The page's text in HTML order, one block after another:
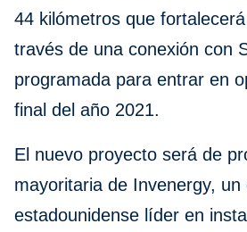
44 kilómetros que
través de una conexión con
programada para entrar en
final del año 2021.
El nuevo proyecto será de
mayoritaria de Invenergy, un
estadounidense líder en